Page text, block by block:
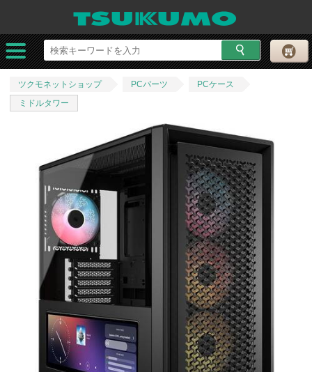
ツクモネットショップ PCパーツ
PCケース
ミドルタワー